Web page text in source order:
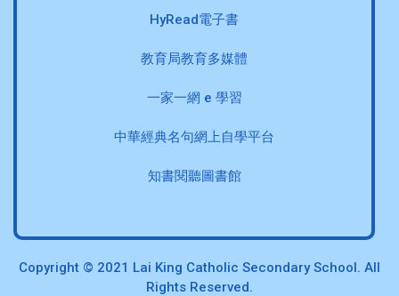
HyRead電子書
教育局教育多媒體
一家一網 e 學習
中華經典名句網上自學平台
知書閱聽圖書館
Copyright © 2021 Lai King Catholic Secondary School. All
Rights Reserved.